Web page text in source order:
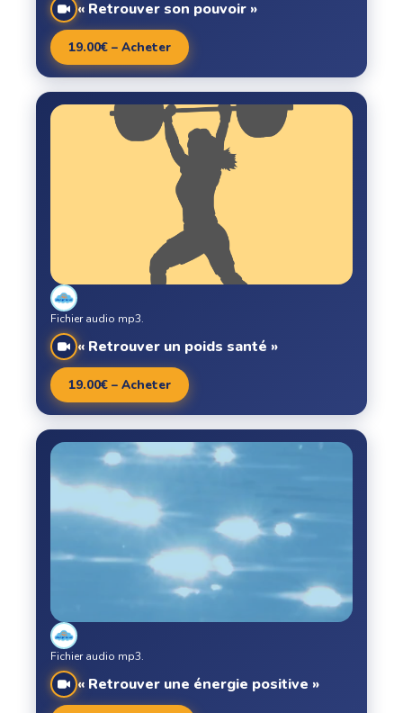
« Retrouver son pouvoir »
19.00€ – Acheter
« Retrouver un poids santé »
Fichier audio mp3.
19.00€ – Acheter
« Retrouver une énergie positive »
Fichier audio mp3.